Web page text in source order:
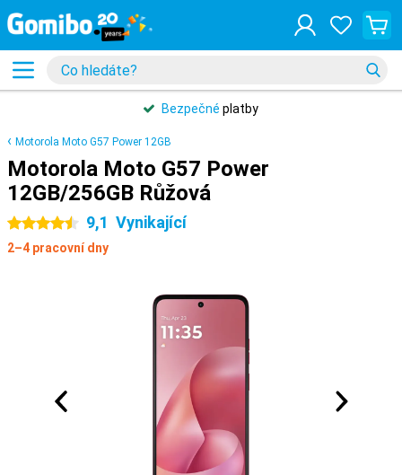
Bezpečné platby
Motorola Moto G57 Power 12GB
Motorola Moto G57 Power
12GB/256GB Růžová
4.5 hvězdičky 9,1 Vynikající
2–4 pracovní dny